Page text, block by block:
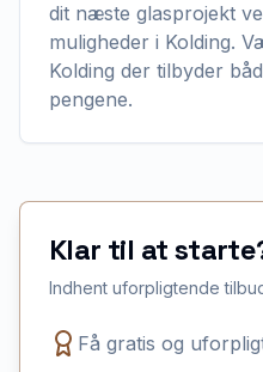
dit næste glasprojekt
muligheder i Kolding.
Kolding der tilbyder
pengene.
Klar til at
Indhent uforpligtende
Få gratis og